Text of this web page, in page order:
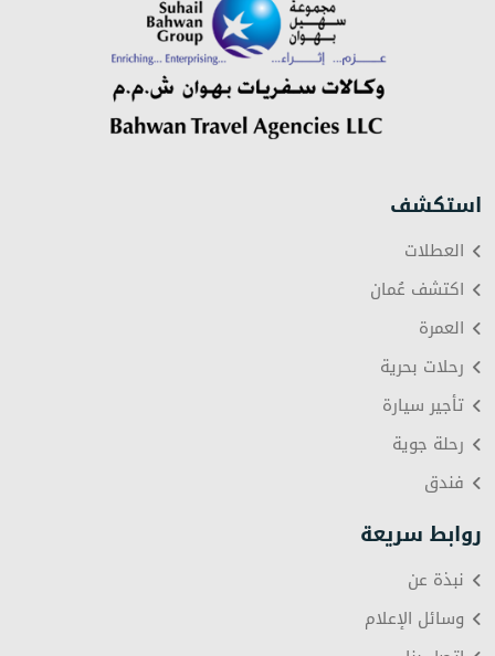
استكشف
العطلات
اكتشف عُمان
العمرة
رحلات بحرية
تأجير سيارة
رحلة جوية
فندق
روابط سريعة
نبذة عن
وسائل الإعلام